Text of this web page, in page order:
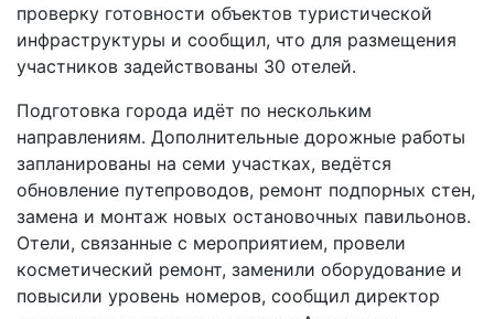
проверку готовности объектов туристической
инфраструктуры и сообщил, что для размещения
участников задействованы 30 отелей.
Подготовка города идёт по нескольким
направлениям. Дополнительные дорожные работы
запланированы на семи участках, ведётся
обновление путепроводов, ремонт подпорных стен,
замена и монтаж новых остановочных павильонов.
Отели, связанные с мероприятием, провели
косметический ремонт, заменили оборудование и
повысили уровень номеров, сообщил директор